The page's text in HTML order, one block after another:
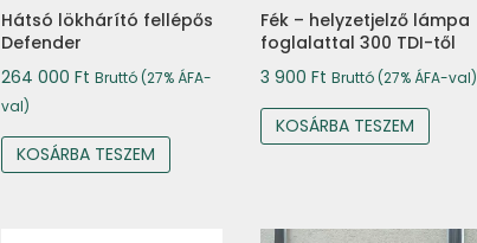
Hátsó lökhárító fellépős
Defender
264 000 Ft Bruttó (27% ÁFA-
val)
KOSÁRBA TESZEM
Fék – helyzetjelző lámpa
foglalattal 300 TDI-től
3 900 Ft Bruttó (27% ÁFA-val)
KOSÁRBA TESZEM